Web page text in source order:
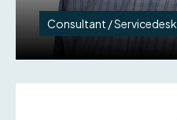
Consultant / Servicedesk